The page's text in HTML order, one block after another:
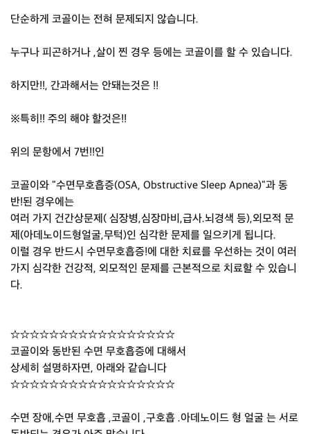
단순하게 코골이는 전혀 문제되지 않습니다.
누구나 피곤하거나 ,살이 찐 경우 등에는 코골이를 할 수 있습니다.
하지만!!, 간과해서는 안돼는것은 !!
※특히!! 주의 해야 할것은!!
위의 문항에서 7번!!인
코골이와 "수면무호흡증(OSA, Obstructive Sleep Apnea)"과 동
반!된 경우에는
여러 가지 건간상문제( 심장병,심장마비,급사.뇌경색 등),외모적 문
제(아데노이드형얼굴,무턱)인 심각한 문제를 일으키게 됩니다.
이럴 경우 반드시 수면무호흡증!에 대한 치료를 우선하는 것이 여러
가지 심각한 건강적, 외모적인 문제를 근본적으로 치료할 수 있습니
다.
☆☆☆☆☆☆☆☆☆☆☆☆☆☆☆☆☆
코골이와 동반된 수면 무호흡증에 대해서
상세히 설명하자면, 아래와 같습니다
☆☆☆☆☆☆☆☆☆☆☆☆☆☆☆☆☆
수면 장애,수면 무호흡 ,코골이 ,구호흡 .아데노이드 형 얼굴 는 서로